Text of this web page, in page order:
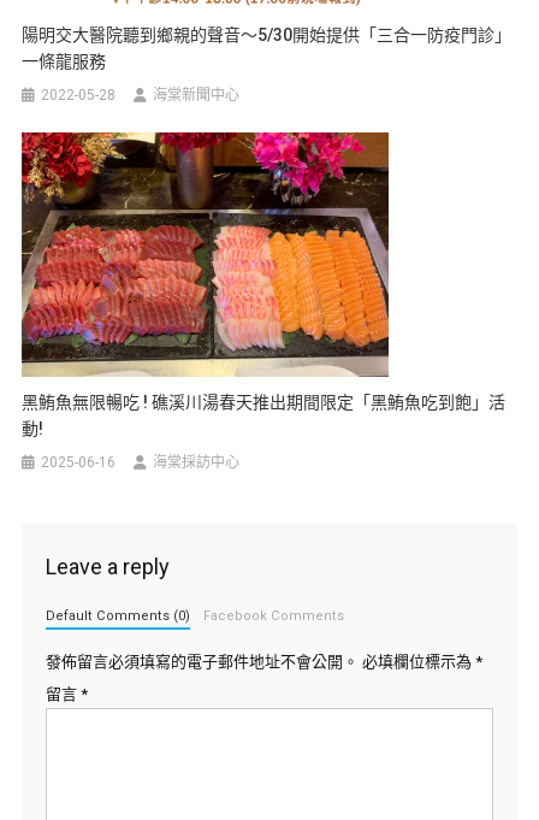
陽明交大醫院聽到鄉親的聲音～5/30開始提供「三合一防疫門診」
一條龍服務
2022-05-28 海棠新聞中心
黑鮪魚無限暢吃 ! 礁溪川湯春天推出期間限定「黑鮪魚吃到飽」活
動!
2025-06-16 海棠採訪中心
Leave a reply
Default Comments (0) Facebook Comments
發佈留言必須填寫的電子郵件地址不會公開。 必填欄位標示為 *
留言 *